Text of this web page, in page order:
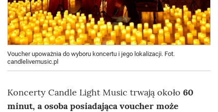
Voucher upoważnia do wyboru koncertu i jego lokalizacji. Fot.
candlelivemusic.pl
Koncerty Candle Light Music trwają około 60
minut, a osoba posiadająca voucher może